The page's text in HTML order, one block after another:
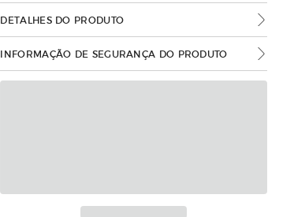
DETALHES DO PRODUTO
INFORMAÇÃO DE SEGURANÇA DO PRODUTO